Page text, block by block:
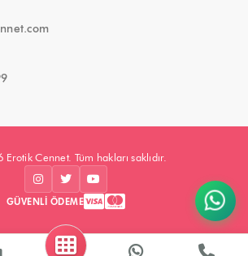
Cennet. Tüm hakları saklıdır.
GÜVENLI ÖDEME